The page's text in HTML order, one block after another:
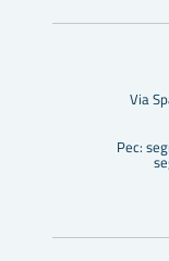
Via
Pec: